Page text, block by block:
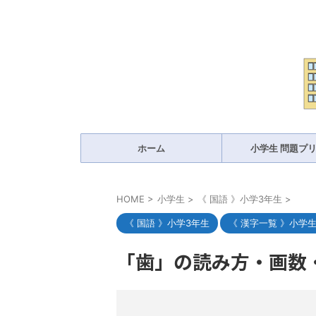
ホーム 小学生 問題プ
HOME > 小学生 > 《 国語 》小学3年生 >
《 国語 》小学3年生 《 漢字一覧 》小学生
「歯」の読み方・画